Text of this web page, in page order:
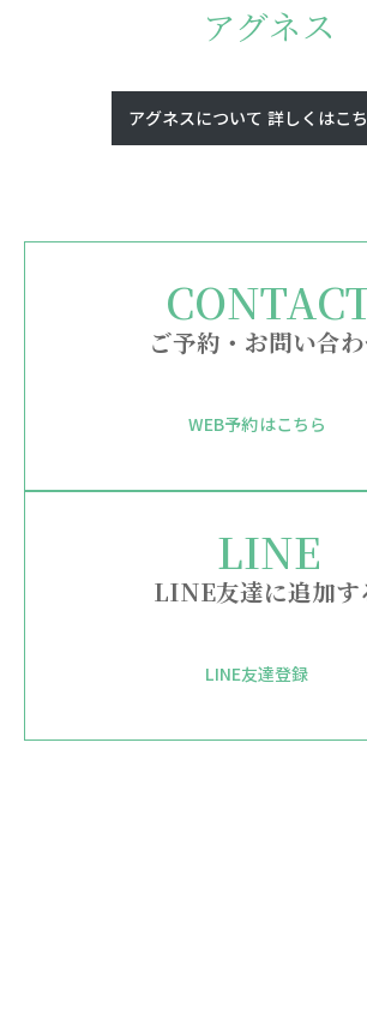
アグネス
アグネスについて 詳しくはこ
ご予約・お問い合
WEB予約はこちら
LINE友達に追加す
LINE友達登録